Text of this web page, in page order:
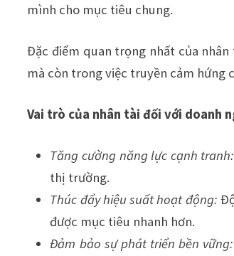
mình cho mục tiêu chung.
Đặc điểm quan trọng nhất của
mà còn trong việc truyền cảm hứng
Vai trò của nhân tài đối với doanh
Tăng cường năng lực cạnh tranh:
thị trường.
Thúc đẩy hiệu suất hoạt động:
được mục tiêu nhanh hơn.
Đảm bảo sự phát triển bền vững: